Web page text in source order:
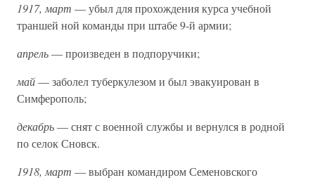
1917, март — убыл для прохождения курса учебной
траншей ной команды при штабе 9-й армии;
апрель— произведен в подпоручики;
май— заболел туберкулезом и был эвакуирован в
Симферополь;
декабрь— снят с военной службы и вернулся в родной
по селок Сновск.
1918, март — выбран командиром Семеновского